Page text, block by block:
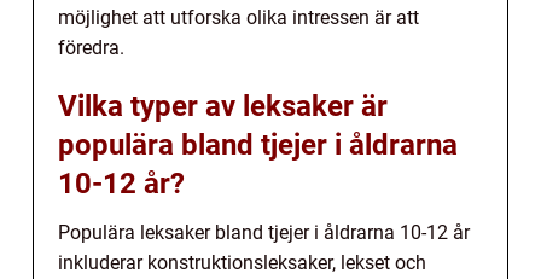
möjlighet att utforska olika intressen är att
föredra.
Vilka typer av leksaker är
populära bland tjejer i åldrarna
10-12 år?
Populära leksaker bland tjejer i åldrarna 10-12 år
inkluderar konstruktionsleksaker, lekset och